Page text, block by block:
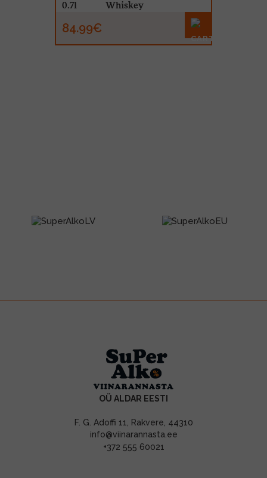
0.7l
Whiskey
84.99€
OÜ ALDAR EESTI
F. G. Adoffi 11, Rakvere, 44310
info@viinarannasta.ee
+372 555 60021